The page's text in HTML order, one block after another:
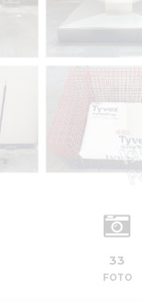
33
FOTO